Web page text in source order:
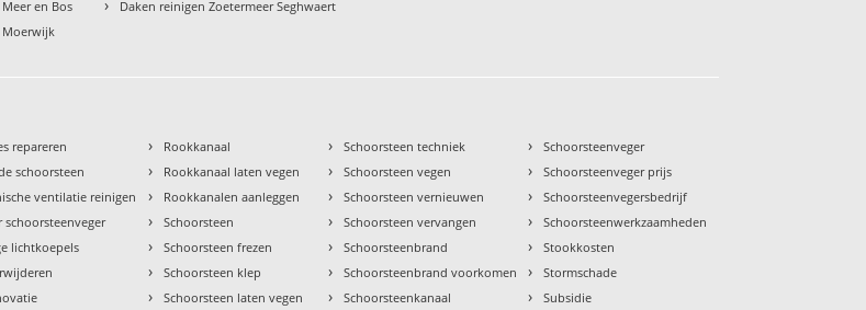
en Bos
Moerwijk
› Daken reinigen Zoetermeer Seghwaert
repareren
schoorsteen
ventilatie reinigen
schoorsteenveger
lichtkoepels
› Rookkanaal
› Rookkanaal laten vegen
› Rookkanalen aanleggen
› Schoorsteen
› Schoorsteen frezen
› Schoorsteen klep
› Schoorsteen laten vegen
› Schoorsteen techniek
› Schoorsteen vegen
› Schoorsteen vernieuwen
› Schoorsteen vervangen
› Schoorsteenbrand
› Schoorsteenbrand voorkomen
› Schoorsteenkanaal
› Schoorsteenveger
› Schoorsteenveger prijs
› Schoorsteenvegersbedrijf
› Schoorsteenwerkzaamheden
› Stookkosten
› Stormschade
› Subsidie